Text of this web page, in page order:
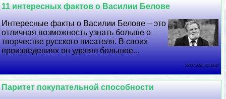
11 интересных фактов о Василии Белове
Интересные факты о Василии Белове – это
отличная возможность узнать больше о
творчестве русского писателя. В своих
произведениях он уделял большое...
28 06 2026 22:50:32
Паритет покупательной способности